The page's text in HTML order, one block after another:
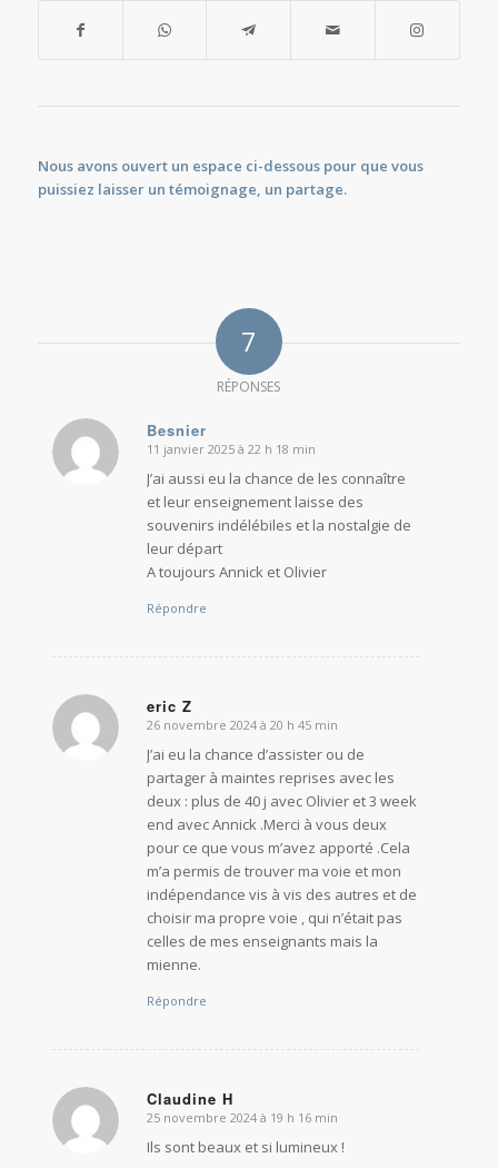
Nous avons ouvert un espace ci-dessous pour que vous
puissiez laisser un témoignage, un partage.
7
RÉPONSES
Besnier
dit
:
11 janvier 2025 à 22 h 18 min
J’ai aussi eu la chance de les connaître
et leur enseignement laisse des
souvenirs indélébiles et la nostalgie de
leur départ
A toujours Annick et Olivier
Répondre
eric Z
dit
:
26 novembre 2024 à 20 h 45 min
J’ai eu la chance d’assister ou de
partager à maintes reprises avec les
deux : plus de 40 j avec Olivier et 3 week
end avec Annick .Merci à vous deux
pour ce que vous m’avez apporté .Cela
m’a permis de trouver ma voie et mon
indépendance vis à vis des autres et de
choisir ma propre voie , qui n’était pas
celles de mes enseignants mais la
mienne.
Répondre
Claudine H
dit
:
25 novembre 2024 à 19 h 16 min
Ils sont beaux et si lumineux !